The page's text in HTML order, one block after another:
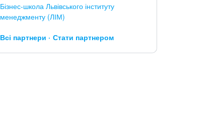
Бізнес-школа Львівського інституту
менеджменту (ЛІМ)
Всі партнери Стати партнером